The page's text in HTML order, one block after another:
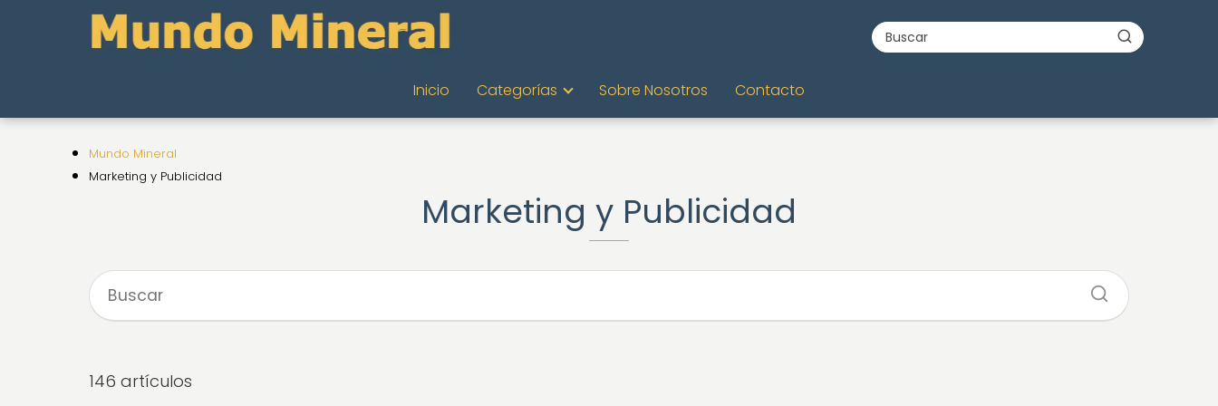
Inicio Categorías Sobre Nosotros Contacto
Mundo Mineral
Marketing y Publicidad
Marketing y Publicidad
146 artículos